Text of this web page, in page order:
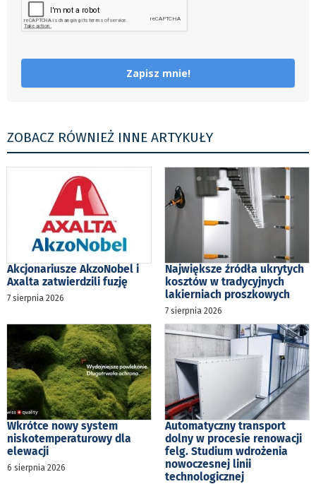
Zapisz mnie!
ZOBACZ RÓWNIEŻ INNE ARTYKUŁY
Akcjonariusze AkzoNobel i
Axalta zatwierdzili fuzję
7 sierpnia 2026
Największe źródła ukrytych
kosztów w tradycyjnych
lakierniach proszkowych
7 sierpnia 2026
Wkrótce nowy system
niskotemperaturowy dla
elewacji
6 sierpnia 2026
Automatyczny transport
dolny w procesie renowacji
felg. Studium wdrożenia
nowoczesnej linii
technologicznej